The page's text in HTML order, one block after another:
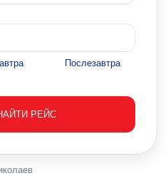
Послезавтра